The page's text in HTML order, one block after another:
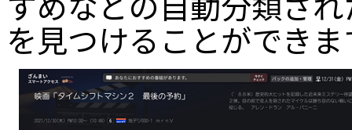
を見つけることができま